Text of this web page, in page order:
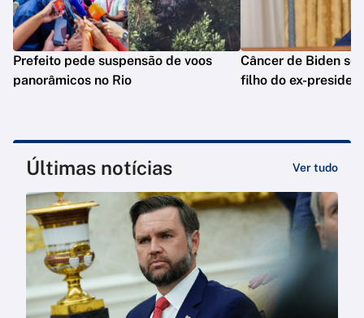
Prefeito pede suspensão de voos
panorâmicos no Rio
Câncer de Biden se
filho do ex-
Últimas notícias Ver tudo